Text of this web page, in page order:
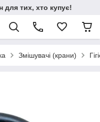
для тих, хто купує!
Змішувачі (крани)